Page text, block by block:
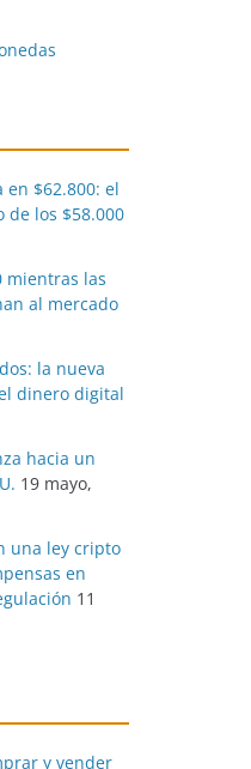
$62.800: el
de los $58.000
mientras las
al mercado
la nueva
dinero digital
hacia un
19 mayo,
una ley cripto
en
11
y vender